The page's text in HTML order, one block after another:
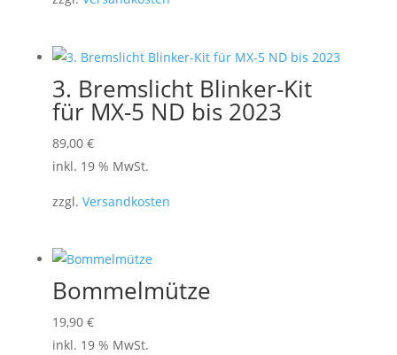
3. Bremslicht Blinker-Kit
für MX-5 ND bis 2023
89,00 €
inkl. 19 % MwSt.
zzgl. Versandkosten
Bommelmütze
19,90 €
inkl. 19 % MwSt.